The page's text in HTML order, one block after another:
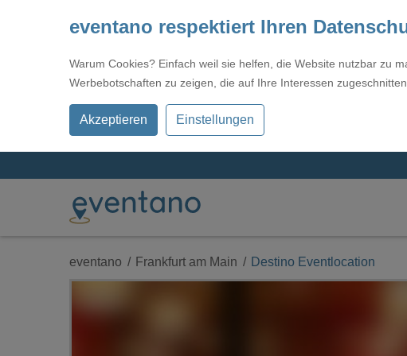
eventano respektiert Ihren
Warum Cookies? Einfach weil sie helfen, die Website nutzbar zu
Werbebotschaften zu zeigen, die auf Ihre Interessen
Akzeptieren Einstellungen
eventano Frankfurt am Main Destino Eventlocation